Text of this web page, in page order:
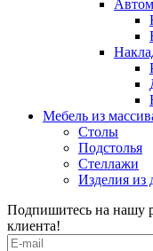
Мебель из
Столы
Подстолья
Стеллажи
Изделия из
Подпишитесь на нашу
клиента!